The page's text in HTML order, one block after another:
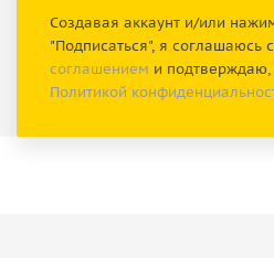
Создавая аккаунт и/или
"Подписаться", я соглашаюсь с
соглашением и подтверждаю,
Политикой